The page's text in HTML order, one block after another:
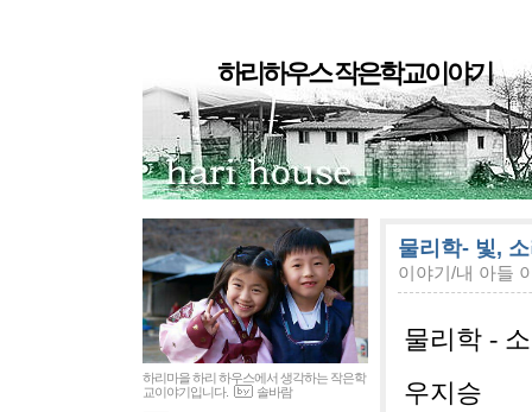
하리하우스 작은학교이야기
물리학- 빛,
이야기/내 아들
물리학 -
우지승
하리마을 하리 하우스에서 생각하는 작은학
교이야기입니다.
솔바람